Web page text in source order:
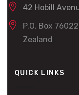
42 Hobill
P.O. Box
Zealand
QUICK LINKS